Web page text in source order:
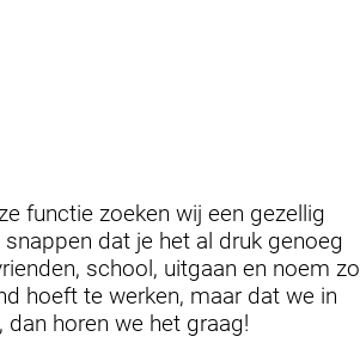
functie zoeken wij een gezellig
dat je het al druk genoeg
school, uitgaan en noem zo
hoeft te werken, maar dat we in
horen we het graag!